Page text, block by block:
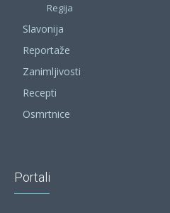
Regija
Slavonija
Reportaže
Zanimljivosti
Recepti
Osmrtnice
Portali